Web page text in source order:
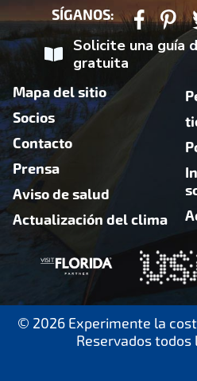
SÍGANOS:
Solicite una guía
gratuita
Mapa del sitio
Socios
Contacto
Prensa
Aviso de salud
Actualización del clima
© 2026 Experimente la
Reservados todos